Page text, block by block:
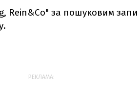
Rein&Co" за пошуковим
РЕКЛАМА: